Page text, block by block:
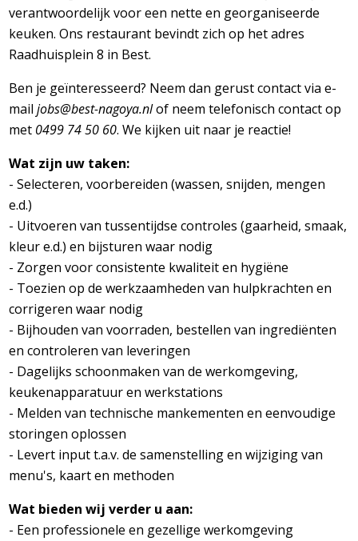
verantwoordelijk voor een nette en georganiseerde
keuken. Ons restaurant bevindt zich op het adres
Raadhuisplein 8 in Best.
Ben je geïnteresseerd? Neem dan gerust contact via e-
mailjobs@best-nagoya.nlof neem telefonisch contact op
met 0499 74 50 60. We kijken uit naar je reactie!
Wat zijn uw taken:
- Selecteren, voorbereiden (wassen, snijden, mengen
e.d.)
- Uitvoeren van tussentijdse controles (gaarheid, smaak,
kleur e.d.) en bijsturen waar nodig
- Zorgen voor consistente kwaliteit en hygiëne
- Toezien op de werkzaamheden van hulpkrachten en
corrigeren waar nodig
- Bijhouden van voorraden, bestellen van ingrediënten
en controleren van leveringen
- Dagelijks schoonmaken van de werkomgeving,
keukenapparatuur en werkstations
- Melden van technische mankementen en eenvoudige
storingen oplossen
- Levert input t.a.v. de samenstelling en wijziging van
menu's, kaart en methoden
Wat bieden wij verder u aan:
- Een professionele en gezellige werkomgeving